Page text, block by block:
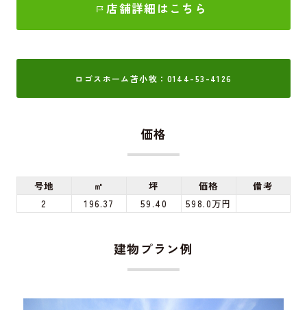
店舗詳細はこちら
ロゴスホーム苫小牧：0144-53-4126
価格
号地 ㎡ 坪 価格
備考
2
196.37 59.40 598.0万円
建物プラン例